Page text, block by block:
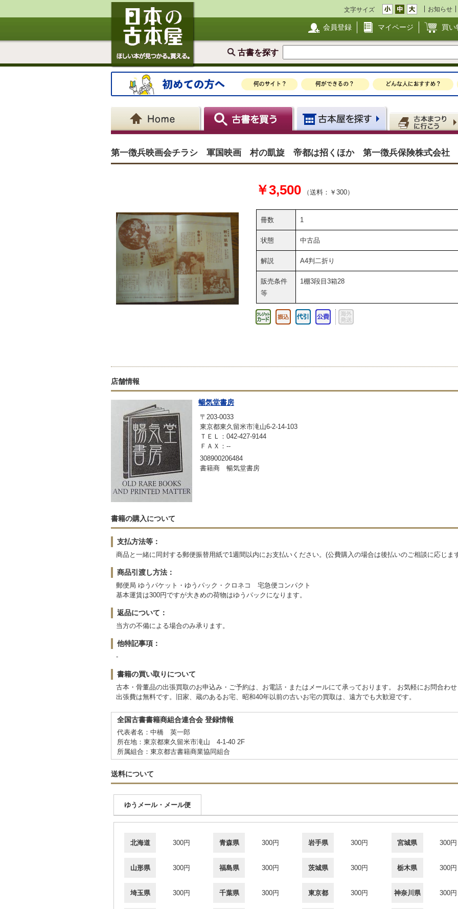
文字サイズ お知らせ
会員登録 マイページ 買い
古書を探す
第一徴兵映画会チラシ 軍国映画 村の凱旋 帝都は招くほか 第一徴兵保険株式会
￥3,500 （送料：￥300）
冊数 1
状態 中古品
解説 A4判二折り
販売条件
等
1棚3段目3箱28
店舗情報
暢気堂書房
〒203-0033
東京都東久留米市滝山6-2-14-103
ＴＥＬ：042-427-9144
ＦＡＸ：--
308900206484
書籍商 暢気堂書房
書籍の購入について
支払方法等：
商品と一緒に同封する郵便振替用紙で1週間以内にお支払いください。(公費購入の場合は後払いのご相談に応じま
商品引渡し方法：
郵便局 ゆうパケット・ゆうパック・クロネコ 宅急便コンパクト
基本運賃は300円ですが大きめの荷物はゆうパックになります。
返品について：
当方の不備による場合のみ承ります。
他特記事項：
-
書籍の買い取りについて
古本・骨董品の出張買取のお申込み・ご予約は、お電話・またはメールにて承っております。 お気軽にお問合わせ
出張費は無料です。旧家、蔵のあるお宅、昭和40年以前の古いお宅の買取は、遠方でも大歓迎です。
全国古書書籍商組合連合会 登録情報
代表者名：中橋 英一郎
所在地：東京都東久留米市滝山 4-1-40 2F
所属組合：東京都古書籍商業協同組合
送料について
ゆうメール・メール便
北海道 300円 青森県 300円 岩手県 300円 宮城県 300円
山形県 300円 福島県 300円 茨城県 300円 栃木県 300円
埼玉県 300円 千葉県 300円 東京都 300円 神奈川県 300円